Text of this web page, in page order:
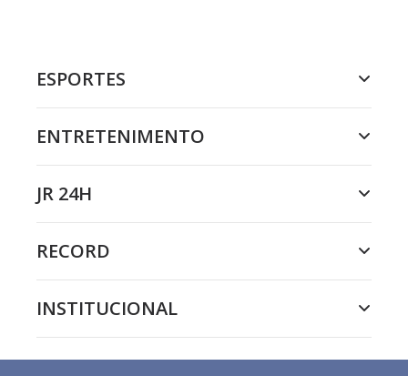
ESPORTES
ENTRETENIMENTO
JR 24H
RECORD
INSTITUCIONAL